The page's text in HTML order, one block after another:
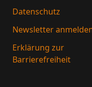
Datenschutz
Newsletter
Erklärung zur
Barrierefreiheit